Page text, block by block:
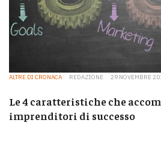
ALTRE DI CRONACA REDAZIONE 29 NOVEMBRE
Le 4 caratteristiche che
imprenditori di successo